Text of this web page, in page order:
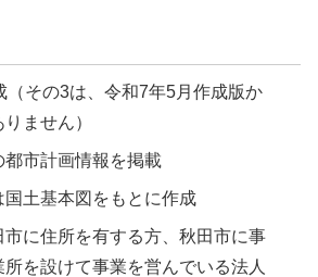
（その3は、令和7年5月作成版か
ません）
都市計画情報を掲載
土基本図をもとに作成
に住所を有する方、秋田市に事
を設けて事業を営んでいる法人